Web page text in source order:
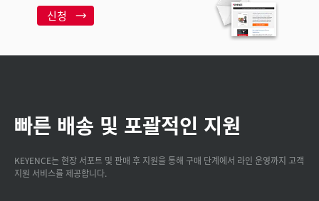
신청
빠른 배송 및 포괄적인 지원
KEYENCE는 현장 서포트 및 판매 후 지원을 통해 구매 단계에서 라인 운영까지 고객
지원 서비스를 제공합니다.